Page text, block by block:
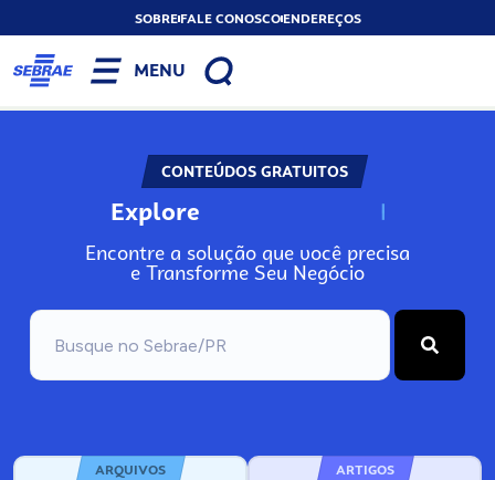
SOBREFALE CONOSCOENDEREÇOS
MENU
CONTEÚDOS GRATUITOS
Explore N
Encontre a solução que você precisa
e Transforme Seu Negócio
ARQUIVOS ARTIGOS